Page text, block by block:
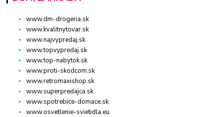
www.dm-drogeria.sk
www.kvalitnytovar.sk
www.najvypredaj.sk
www.topvypredaj.sk
www.top-nabytok.sk
www.proti-skodcom.sk
www.retromaxishop.sk
www.superpredajca.sk
www.spotrebice-domace.sk
www.osvetlenie-svietidla.eu